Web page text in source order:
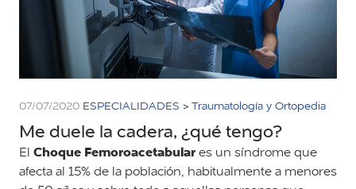
07/07/2020 ESPECIALIDADES > Traumatología y Ortopedia
Me duele la cadera, ¿qué tengo?
El Choque Femoroacetabulares un síndrome que
afecta al 15% de la población, habitualmente a menores